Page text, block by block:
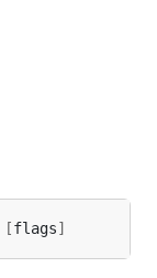
[flags]